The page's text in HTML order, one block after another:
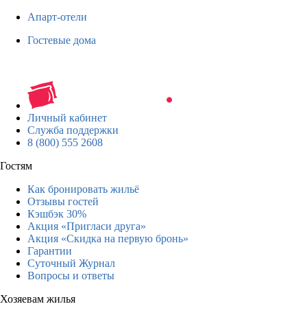
Апарт-отели
Гостевые дома
Личный кабинет
Служба поддержки
8 (800) 555 2608
Гостям
Как бронировать жильё
Отзывы гостей
Кэшбэк 30%
Акция «Пригласи друга»
Акция «Скидка на первую бронь»
Гарантии
Суточный Журнал
Вопросы и ответы
Хозяевам жилья